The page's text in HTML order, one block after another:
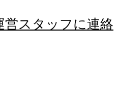
営スタッフに連絡